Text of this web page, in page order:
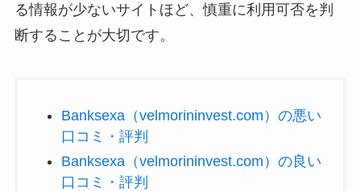
る情報が少ないサイトほど、慎重に利用可否を判
断することが大切です。
Banksexa（velmorininvest.com）の悪い
口コミ・評判
Banksexa（velmorininvest.com）の良い
口コミ・評判